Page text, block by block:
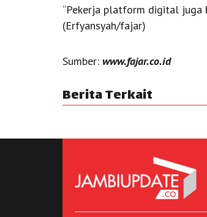
“Pekerja platform digital juga
(Erfyansyah/fajar)
Sumber: www.fajar.co.id
Berita Terkait